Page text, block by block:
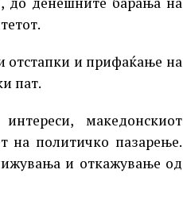
отстапки и прифаќање на
пат.
македонскиот
на политичко пазарење.
и откажување од